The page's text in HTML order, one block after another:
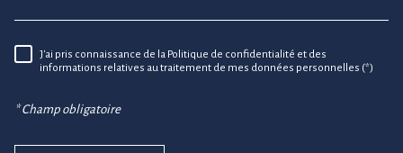
RÈGLEMENTATION
J'ai pris connaissance de la Politique de confidentialité et des
informations relatives au traitement de mes données personnelles (*)
* Champ obligatoire